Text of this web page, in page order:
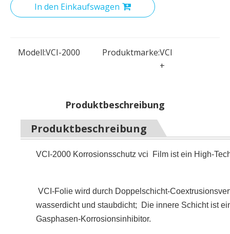
In den Einkaufswagen
Modell:VCI-2000 Produktmarke:VCI
+
Produktbeschreibung
Produktbeschreibung
VCI-2000 Korrosionsschutz vci Film ist ein High-
VCI-Folie wird durch Doppelschicht-
wasserdicht und staubdicht; Die innere Schicht ist
Gasphasen-Korrosionsinhibitor.